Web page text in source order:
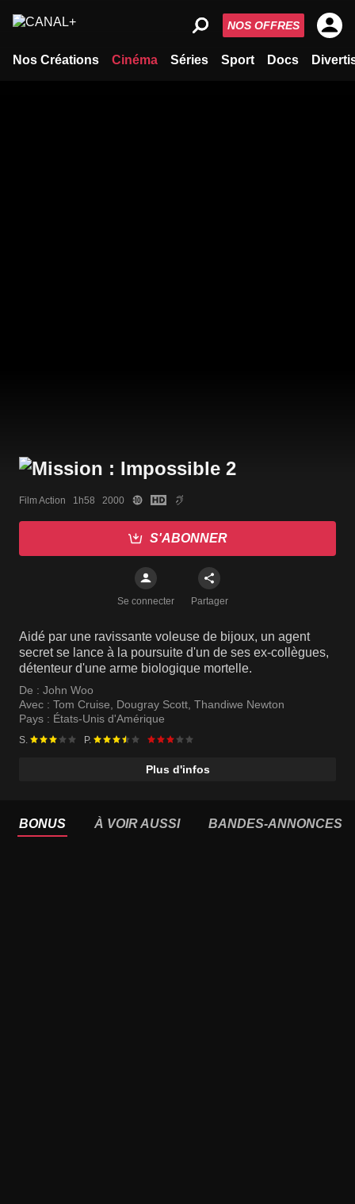
Nos Créations Cinéma Séries Sport Docs
NOS OFFRES
Film Action   1h58   2000
S'ABONNER
Se connecter Partager
Aidé par une ravissante voleuse de bijoux, un agent
secret se lance à la poursuite d'un de ses ex-collègues,
détenteur d'une arme biologique mortelle.
De : John Woo
Avec : Tom Cruise, Dougray Scott, Thandiwe Newton
Pays : États-Unis d'Amérique
S. P.
Plus d'infos
BONUS À VOIR AUSSI BANDES-ANNONCES